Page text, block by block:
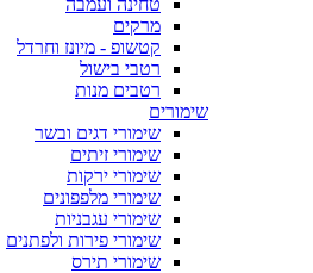
טחינה ועמבה
מרקים
קטשופ - מיונז וחרדל
רטבי בישול
רטבים מנות
שימורים
שימורי דגים ובשר
שימורי זיתים
שימורי ירקות
שימורי מלפפונים
שימורי עגבניות
שימורי פירות ולפתנים
שימורי תירס